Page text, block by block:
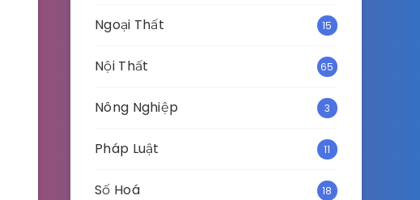
Ngoại Thất 15
Nội Thất 65
Nông Nghiệp 3
Pháp Luật 11
Số Hoá 18